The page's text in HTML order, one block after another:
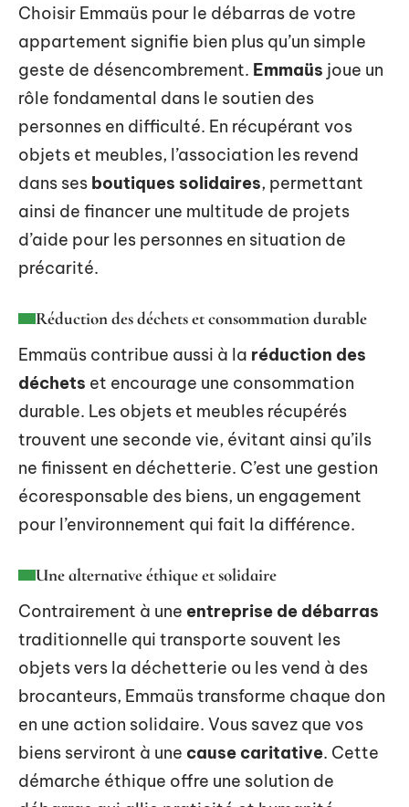
Choisir Emmaüs pour le débarras de votre
appartement signifie bien plus qu’un simple
geste de désencombrement. Emmaüs joue un
rôle fondamental dans le soutien des
personnes en difficulté. En récupérant vos
objets et meubles, l’association les revend
dans ses boutiques solidaires, permettant
ainsi de financer une multitude de projets
d’aide pour les personnes en situation de
précarité.
Réduction des déchets et consommation durable
Emmaüs contribue aussi à la réduction des
déchets et encourage une consommation
durable. Les objets et meubles récupérés
trouvent une seconde vie, évitant ainsi qu’ils
ne finissent en déchetterie. C’est une gestion
écoresponsable des biens, un engagement
pour l’environnement qui fait la différence.
Une alternative éthique et solidaire
Contrairement à une entreprise de débarras
traditionnelle qui transporte souvent les
objets vers la déchetterie ou les vend à des
brocanteurs, Emmaüs transforme chaque don
en une action solidaire. Vous savez que vos
biens serviront à une cause caritative. Cette
démarche éthique offre une solution de